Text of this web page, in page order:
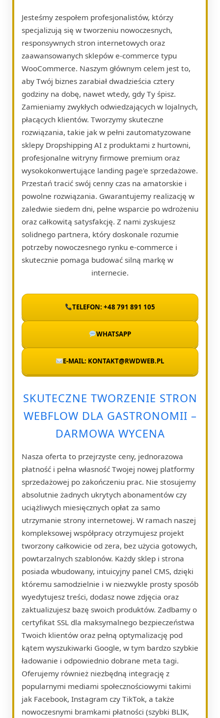
Jesteśmy zespołem profesjonalistów, którzy
specjalizują się w tworzeniu nowoczesnych,
responsywnych stron internetowych oraz
zaawansowanych sklepów e-commerce typu
WooCommerce. Naszym głównym celem jest to,
aby Twój biznes zarabiał dwadzieścia cztery
godziny na dobę, nawet wtedy, gdy Ty śpisz.
Zamieniamy zwykłych odwiedzających w lojalnych,
płacących klientów. Tworzymy skuteczne
rozwiązania, takie jak w pełni zautomatyzowane
sklepy Dropshipping AI z produktami z hurtowni,
profesjonalne witryny firmowe premium oraz
wysokokonwertujące landing page'e sprzedażowe.
Przestań tracić swój cenny czas na amatorskie i
powolne rozwiązania. Gwarantujemy realizację w
zaledwie siedem dni, pełne wsparcie po wdrożeniu
oraz całkowitą satysfakcję. Z nami zyskujesz
solidnego partnera, który doskonale rozumie
potrzeby nowoczesnego rynku e-commerce i
skutecznie pomaga budować silną markę w
internecie.
TELEFON: +48 791 891 105
WHATSAPP
E-MAIL: KONTAKT@RWDWEB.PL
SKUTECZNE TWORZENIE STRON
WEBFLOW DLA GASTRONOMII –
DARMOWA WYCENA
Nasza oferta to przejrzyste ceny, jednorazowa
płatność i pełna własność Twojej nowej platformy
sprzedażowej po zakończeniu prac. Nie stosujemy
absolutnie żadnych ukrytych abonamentów czy
uciążliwych miesięcznych opłat za samo
utrzymanie strony internetowej. W ramach naszej
kompleksowej współpracy otrzymujesz projekt
tworzony całkowicie od zera, bez użycia gotowych,
powtarzalnych szablonów. Każdy sklep i strona
posiada wbudowany, intuicyjny panel CMS, dzięki
któremu samodzielnie i w niezwykle prosty sposób
wyedytujesz treści, dodasz nowe zdjęcia oraz
zaktualizujesz bazę swoich produktów. Zadbamy o
certyfikat SSL dla maksymalnego bezpieczeństwa
Twoich klientów oraz pełną optymalizację pod
kątem wyszukiwarki Google, w tym bardzo szybkie
ładowanie i odpowiednio dobrane meta tagi.
Oferujemy również niezbędną integrację z
popularnymi mediami społecznościowymi takimi
jak Facebook, Instagram czy TikTok, a także
nowoczesnymi bramkami płatności (szybki BLIK,